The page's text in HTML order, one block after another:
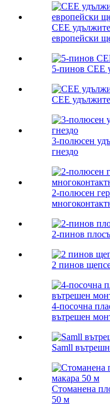
CEE
европейски
5-пинов CEE
CEE
3-полюсен
гнездо
2-полюсен
2-пинов
2 пинов
4-посочна
вътрешен
Samll
Стоманена
50 м